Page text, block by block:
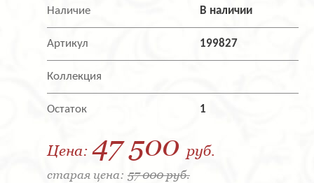
Наличие В наличии
Артикул 199827
Коллекция
Остаток 1
Цена: 47 500 руб.
старая цена: 57 000 руб.